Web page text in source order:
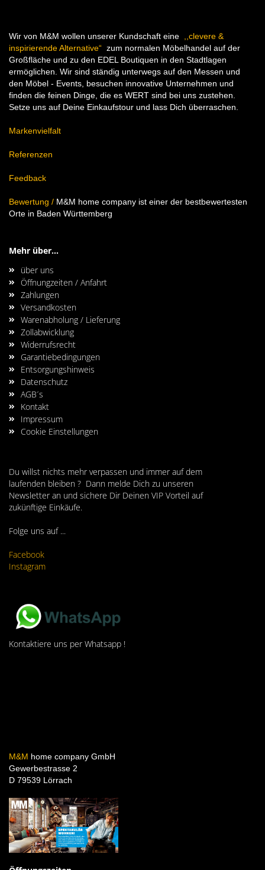
Wir von M&M wollen unserer Kundschaft eine
,,clevere &
inspirierende Alternative“ zum normalen Möbelhandel auf der
Großfläche und zu den EDEL Boutiquen in den Stadtlagen
ermöglichen. Wir sind ständig unterwegs auf den Messen und
den Möbel - Events, besuchen innovative Unternehmen und
finden die feinen Dinge, die es WERT sind bei uns zustehen.
Setze uns auf Deine Einkaufstour und lass Dich überraschen.
Markenvielfalt
Referenzen
Feedback
Bewertung / M&M home company ist einer der bestbewertesten
Orte in Baden Württemberg
Mehr über...
über uns
Öffnungzeiten / Anfahrt
Zahlungen
Versandkosten
Warenabholung / Lieferung
Zollabwicklung
Widerrufsrecht
Garantiebedingungen
Entsorgungshinweis
Datenschutz
AGB´s
Kontakt
Impressum
Cookie Einstellungen
Du willst nichts mehr verpassen und immer auf dem
laufenden bleiben ? Dann melde Dich zu unseren
Newsletter an und sichere Dir Deinen VIP Vorteil auf
zukünftige Einkäufe.
Folge uns auf ...
Facebook
Instagram
Kontaktiere uns per Whatsapp !
M&M home company GmbH
Gewerbestrasse 2
D 79539 Lörrach